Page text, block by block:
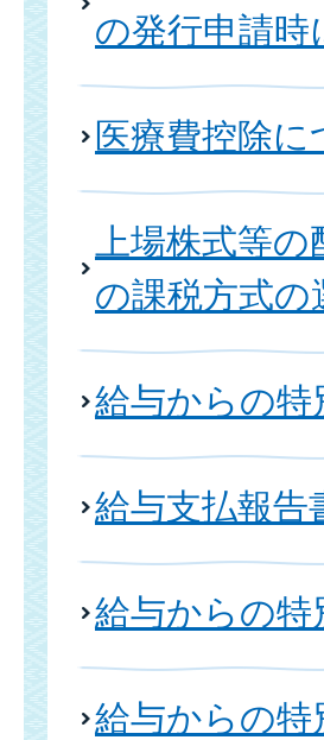
の発行申請
医療費控除に
上場株式等
の課税方式の
給与からの
給与支払報
給与からの特
給与からの特